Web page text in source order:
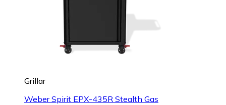
Grillar
Weber Spirit EPX-435R Stealth Gas